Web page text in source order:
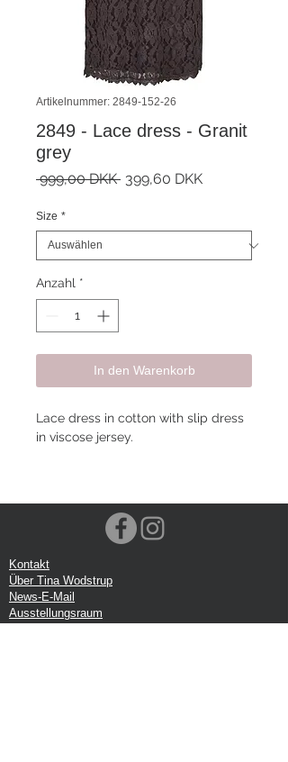
Artikelnummer: 2849-152-26
2849 - Lace dress - Granit
grey
999,00 DKK Standardpreis
399,60 DKKSale-
Size *
Anzahl *
In den Warenkorb
Lace dress in cotton with slip dress
in viscose jersey.
Kontakt
Über Tina Wodstrup
News-E-Mail
Ausstellungsraum